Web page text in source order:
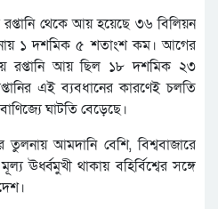
থেকে আয় হয়েছে ৩৬ বিলিয়ন
১ দশমিক ৫ শতাংশ কম। আগের
রপ্তানি আয় ছিল ১৮ দশমিক ২৩
এই ব্যবধানের কারণেই চলতি
ঘাটতি বেড়েছে।
তুলনায় আমদানি বেশি, বিশ্ববাজারে
ঊর্ধ্বমুখী থাকায় বহির্বিশ্বের সঙ্গে